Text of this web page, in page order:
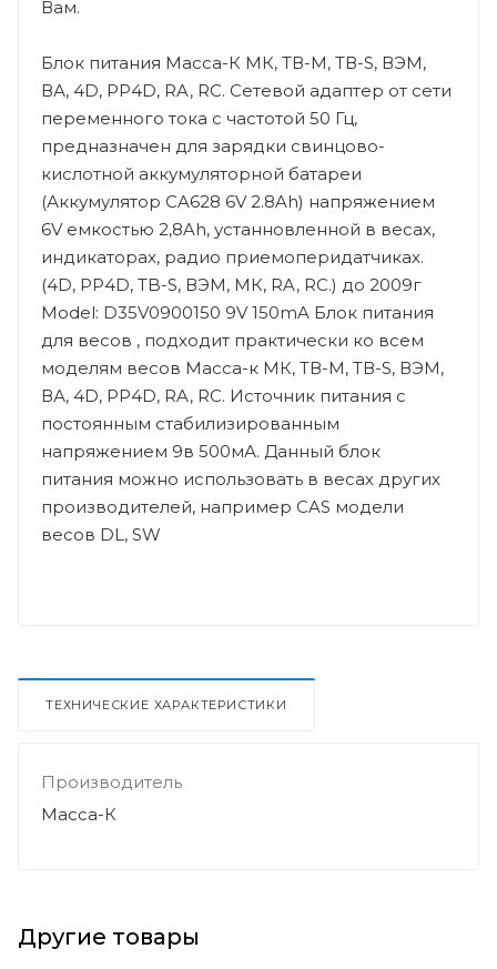
Вам.
Блок питания Масса-К МК, ТВ-М, ТВ-S, ВЭМ,
ВА, 4D, PP4D, RA, RC. Сетевой адаптер от сети
переменного тока с частотой 50 Гц,
предназначен для зарядки свинцово-
кислотной аккумуляторной батареи
(Аккумулятор CA628 6V 2.8Ah) напряжением
6V емкостью 2,8Ah, устанновленной в весах,
индикаторах, радио приемоперидатчиках.
(4D, PP4D, TB-S, ВЭМ, МК, RA, RC.) до 2009г
Model: D35V0900150 9V 150mA Блок питания
для весов , подходит практически ко всем
моделям весов Масса-к МК, ТВ-М, ТВ-S, ВЭМ,
ВА, 4D, PP4D, RA, RC. Источник питания с
постоянным стабилизированным
напряжением 9в 500мА. Данный блок
питания можно использовать в весах других
производителей, например CAS модели
весов DL, SW
ТЕХНИЧЕСКИЕ ХАРАКТЕРИСТИКИ
Производитель
Масса-К
Другие товары